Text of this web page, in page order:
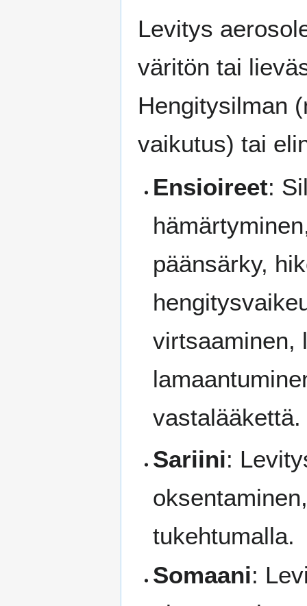
Levitys
väritön tai
Hengitysilman
vaikutus) tai
Ensioireet:
päänsärky,
virtsaaminen,
vastalääkettä.
Sariini:
tukehtumalla.
Somaani: